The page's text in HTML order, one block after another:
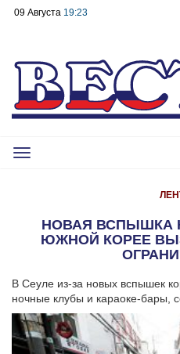
09 Августа 19:23
Toggle
НОВАЯ ВСПЫШКА
ЮЖНОЙ КОРЕЕ
В Сеуле из-за новых вспышек
ночные клубы и караоке-бары,